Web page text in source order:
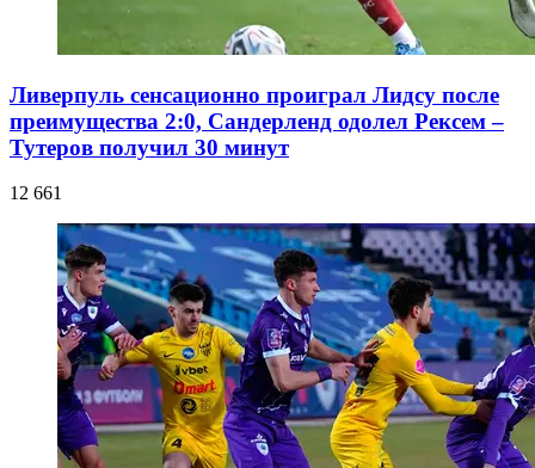
Ливерпуль сенсационно проиграл Лидсу после
преимущества 2:0, Сандерленд одолел Рексем –
Тутеров получил 30 минут
12 661